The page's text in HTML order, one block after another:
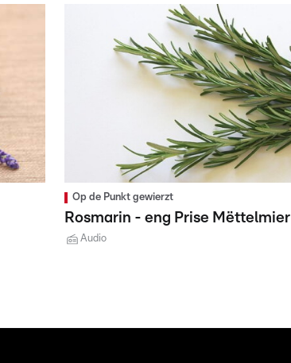
Op de Punkt gewierzt
Rosmarin - eng Prise Mëttelmier
Audio